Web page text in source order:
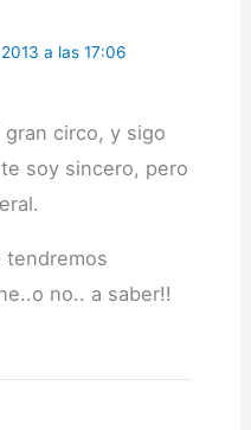
a las 17:06
circo, y sigo
soy sincero, pero
tendremos
no.. a saber!!